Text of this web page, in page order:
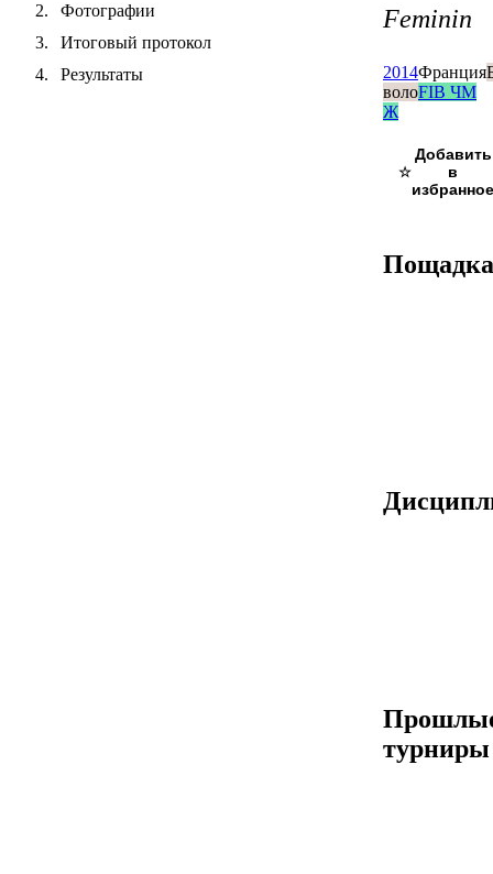
Фотографии
Итоговый протокол
Результаты
Feminin
2014Франция
волоFIB ЧМ
Ж
☆
Пощадка
турниры